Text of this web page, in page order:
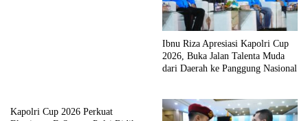
Ibnu Riza Apresiasi Kapolri Cup
2026, Buka Jalan Talenta Muda
dari Daerah ke Panggung Nasional
Kapolri Cup 2026 Perkuat